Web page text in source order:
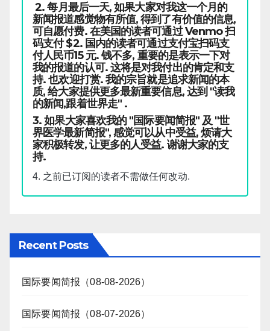
2. 每月最后一天, 如果大家对我这一个月的
新闻报道感觉物有所值, 得到了有价值的信息,
可自愿付费. 在美国的读者可通过 Venmo 扫
码支付 $2. 国内的读者可通过支付宝扫码支
付人民币15 元. 钱不多, 重要的是表示一下对
我的报道的认可. 这将是对我付出的肯定和支
持. 也欢迎打赏. 我的宗旨就是追求新闻的本
质, 给大家提供更多最新重要信息, 达到 "读我
的新闻,跟着世界走" .
3. 如果大家喜欢我的 "国际要闻简报" 及 "世
界医学最新简报", 感觉可以从中受益, 烦请大
家积极转发, 让更多的人受益. 谢谢大家的支
持.
4. 之前已订阅的读者不需做任何改动.
Recent Posts
国际要闻简报（08-08-2026）
国际要闻简报（08-07-2026）